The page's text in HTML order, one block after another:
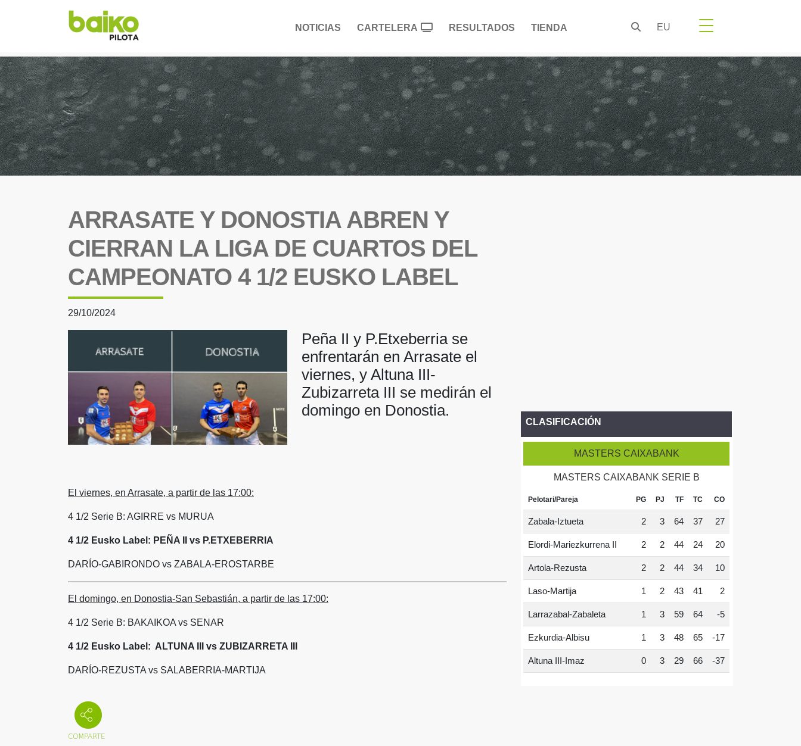
NOTICIAS CARTELERA RESULTADOS TIENDA EU
ARRASATE Y DONOSTIA ABREN Y
CIERRAN LA LIGA DE CUARTOS DEL
CAMPEONATO 4 1/2 EUSKO LABEL
29/10/2024
Peña II y P.Etxeberria se
enfrentarán en Arrasate el
viernes, y Altuna III-
Zubizarreta III se medirán el
domingo en Donostia.
El viernes, en Arrasate, a partir de las 17:00:
4 1/2 Serie B: AGIRRE vs MURUA
4 1/2 Eusko Label: PEÑA II vs P.ETXEBERRIA
DARÍO-GABIRONDO vs ZABALA-EROSTARBE
El domingo, en Donostia-San Sebastián, a partir de las 17:00:
4 1/2 Serie B: BAKAIKOA vs SENAR
4 1/2 Eusko Label: ALTUNA III vs ZUBIZARRETA III
DARÍO-REZUSTA vs SALABERRIA-MARTIJA
CLASIFICACIÓN
MASTERS CAIXABANK
MASTERS CAIXABANK SERIE B
Pelotari/Pareja PG PJ TF TC CO
Zabala-Iztueta 2 3 64 37 27
Elordi-Mariezkurrena II 2 2 44 24 20
Artola-Rezusta 2 2 44 34 10
Laso-Martija 1 2 43 41 2
Larrazabal-Zabaleta 1 3 59 64 -5
Ezkurdia-Albisu 1 3 48 65 -17
Altuna III-Imaz 0 3 29 66 -37